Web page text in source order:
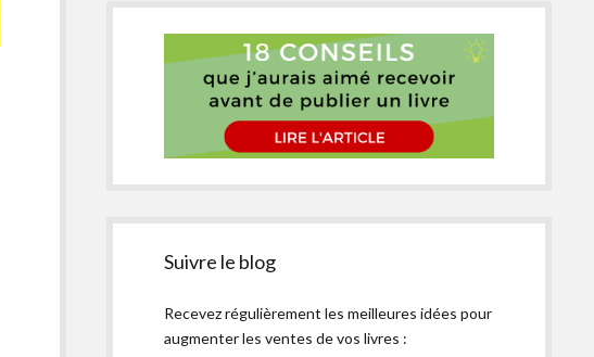
Suivre le blog
Recevez régulièrement les meilleures idées pour
augmenter les ventes de vos livres :